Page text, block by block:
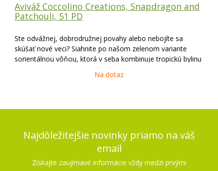
Aviváž Coccolino Creations, Snapdragon and
Patchouli, 51 PD
Ste odvážnej, dobrodružnej povahy alebo nebojíte sa
skúšať nové veci? Siahnite po našom zelenom variante
sorientálnou vôňou, ktorá v seba kombinuje tropickú bylinu
Creations je kolekcia dlhotrvajúcich vôn
Na dotaz
Najdôležitejšie novinky priamo na váš
email
Získajte zaujímavé informácie vždy medzi prvými